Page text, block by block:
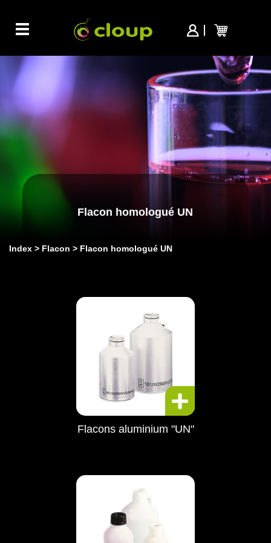
Toggle
navigation
Flacon homologué UN
Index Flacon Flacon homologué UN
Flacons aluminium "UN"